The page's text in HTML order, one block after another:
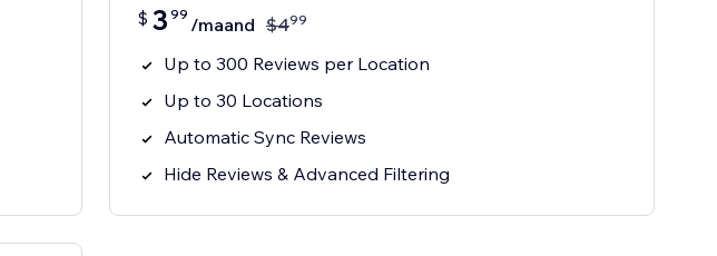
$ 3 99 /maand $499
Up to 300 Reviews per Location
Up to 30 Locations
Automatic Sync Reviews
Hide Reviews & Advanced Filtering